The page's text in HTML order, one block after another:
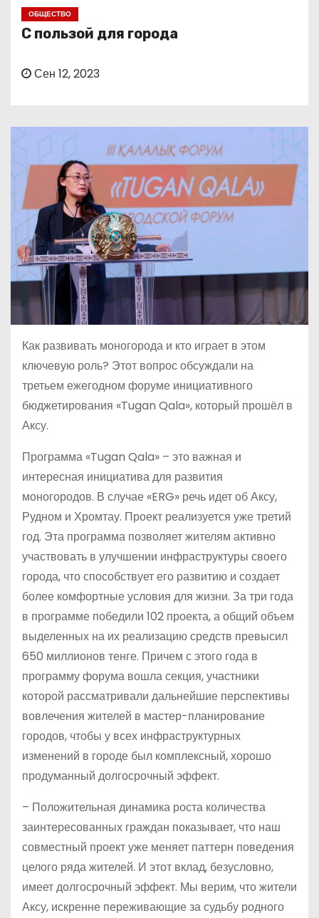
ОБЩЕСТВО
С пользой для города
Сен 12, 2023
Как развивать моногорода и кто играет в этом
ключевую роль? Этот вопрос обсуждали на
третьем ежегодном форуме инициативного
бюджетирования «Tugan Qala», который прошёл в
Аксу.
Программа «Tugan Qala» – это важная и
интересная инициатива для развития
моногородов. В случае «ERG» речь идет об Аксу,
Рудном и Хромтау. Проект реализуется уже третий
год. Эта программа позволяет жителям активно
участвовать в улучшении инфраструктуры своего
города, что способствует его развитию и создает
более комфортные условия для жизни. За три года
в программе победили 102 проекта, а общий объем
выделенных на их реализацию средств превысил
650 миллионов тенге. Причем с этого года в
программу форума вошла секция, участники
которой рассматривали дальнейшие перспективы
вовлечения жителей в мастер-планирование
городов, чтобы у всех инфраструктурных
изменений в городе был комплексный, хорошо
продуманный долгосрочный эффект.
– Положительная динамика роста количества
заинтересованных граждан показывает, что наш
совместный проект уже меняет паттерн поведения
целого ряда жителей. И этот вклад, безусловно,
имеет долгосрочный эффект. Мы верим, что жители
Аксу, искренне переживающие за судьбу родного